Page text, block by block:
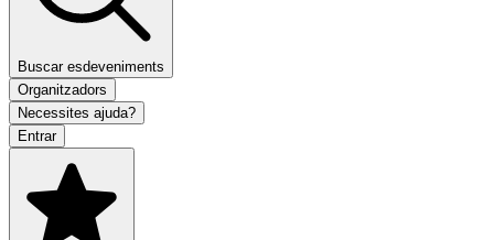
Buscar esdeveniments
Organitzadors
Necessites ajuda?
Entrar